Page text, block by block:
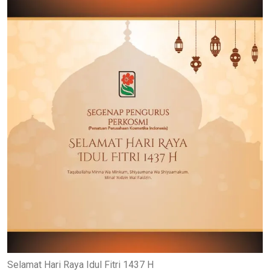
Selamat Hari Raya Idul Fitri 1437 H